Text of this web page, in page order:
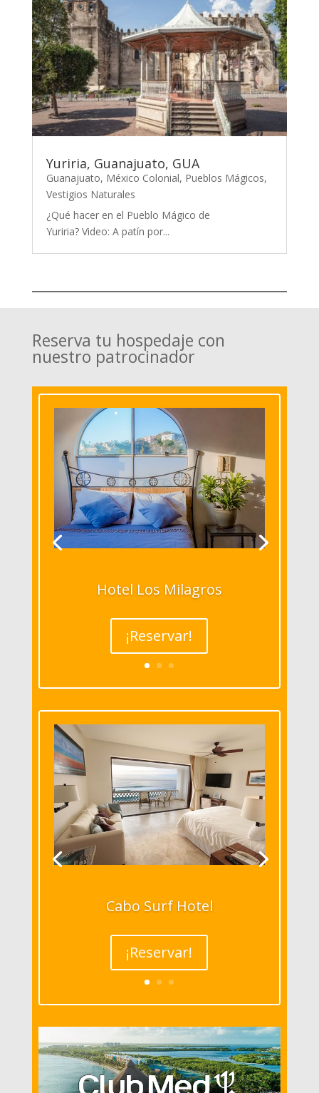
Yuriria, Guanajuato, GUA
Guanajuato, México Colonial, Pueblos Mágicos,
Vestigios Naturales
¿Qué hacer en el Pueblo Mágico de
Yuriria? Video: A patín por...
Reserva tu hospedaje con
nuestro patrocinador
Hotel Los Milagros
¡Reservar!
Cabo Surf Hotel
¡Reservar!